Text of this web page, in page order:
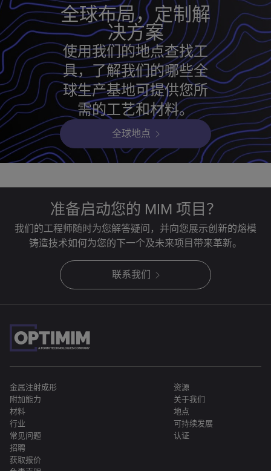
全球布局，定制解
决方案
使用我们的地点查找工
具，了解我们的哪些全
球生产基地可提供您所
需的工艺和材料。
全球地点
准备启动您的 MIM 项目？
我们的工程师随时为您解答疑问，并向您展示创新的熔模
铸造技术如何为您的下一个及未来项目带来革新。
联系我们
金属注射成形
附加能力
材料
行业
常见问题
资源
关于我们
地点
可持续发展
认证
招聘
获取报价